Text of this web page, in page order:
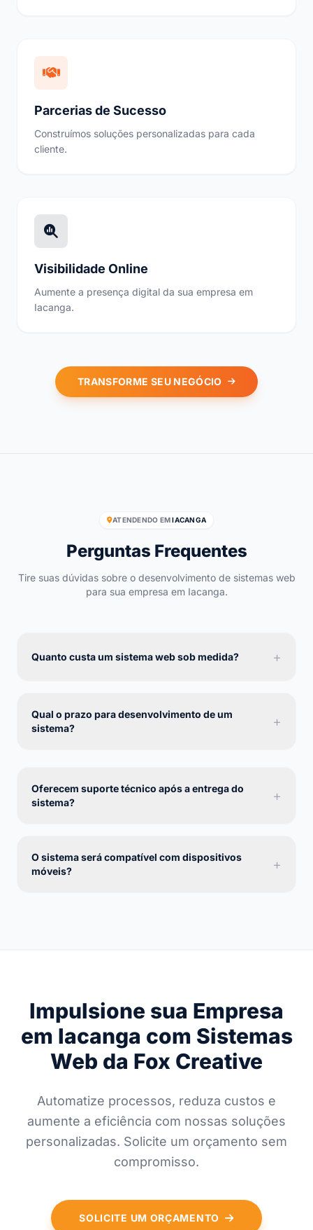
Parcerias de Sucesso
Construímos soluções personalizadas para cada
cliente.
Visibilidade Online
Aumente a presença digital da sua empresa em
Iacanga.
TRANSFORME SEU NEGÓCIO
ATENDENDO EMIACANGA
Perguntas Frequentes
Tire suas dúvidas sobre o desenvolvimento de sistemas web
para sua empresa em Iacanga.
Quanto custa um sistema web sob medida? +
Qual o prazo para desenvolvimento de um
sistema?
+
Oferecem suporte técnico após a entrega do
sistema?
+
O sistema será compatível com dispositivos
móveis?
+
Impulsione sua Empresa
em Iacanga com Sistemas
Web da Fox Creative
Automatize processos, reduza custos e
aumente a eficiência com nossas soluções
personalizadas. Solicite um orçamento sem
compromisso.
SOLICITE UM ORÇAMENTO